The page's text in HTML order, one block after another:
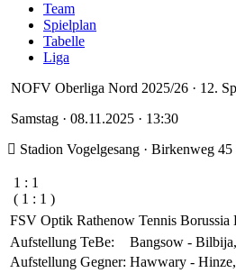
Team
Spielplan
Tabelle
Liga
NOFV Oberliga Nord 2025/26 · 12.
Samstag · 08.11.2025 · 13:30
Stadion Vogelgesang · Birkenweg
1 : 1
( 1 : 1 )
FSV Optik Rathenow Tennis Borussia
Aufstellung TeBe:
Bangsow -
Aufstellung Gegner: Hawwary -